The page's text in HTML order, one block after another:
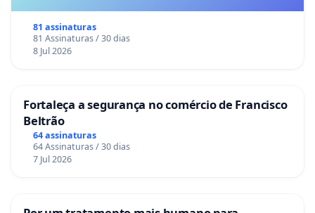
81 assinaturas
81 Assinaturas / 30 dias
8 Jul 2026
Fortaleça a segurança no comércio de Francisco
Beltrão
64 assinaturas
64 Assinaturas / 30 dias
7 Jul 2026